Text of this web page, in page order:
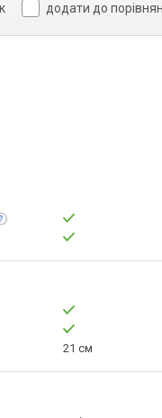
додати до
21 см